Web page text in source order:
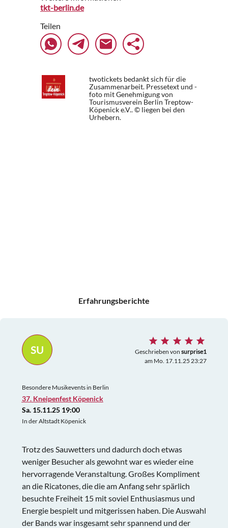
tkt-berlin.de
Teilen
twotickets bedankt sich für die
Zusammenarbeit. Pressetext und -
foto mit Genehmigung von
Tourismusverein Berlin Treptow-
Köpenick e.V.. © liegen bei den
Urhebern.
Erfahrungsberichte
SU Geschrieben von surprise1
am Mo. 17.11.25 23:27
Besondere Musikevents in Berlin
37. Kneipenfest Köpenick
Sa. 15.11.25 19:00
In der Altstadt Köpenick
Trotz des Sauwetters und dadurch doch etwas
weniger Besucher als gewohnt war es wieder eine
hervorragende Veranstaltung. Großes Kompliment
an die Ricatones, die die am Anfang sehr spärlich
besuchte Freiheit 15 mit soviel Enthusiasmus und
Energie bespielt und mitgerissen haben. Die Auswahl
der Bands war insgesamt sehr spannend und der